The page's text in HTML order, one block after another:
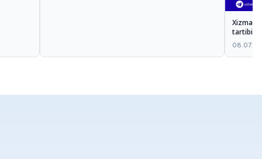
tartibi: